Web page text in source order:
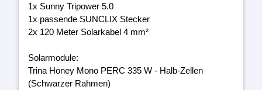
1x Sunny Tripower 5.0
1x passende SUNCLIX Stecker
2x 120 Meter Solarkabel 4 mm²
Solarmodule:
Trina Honey Mono PERC 335 W - Halb-Zellen
(Schwarzer Rahmen)